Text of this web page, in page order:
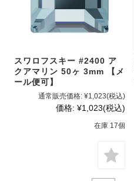
スワロフスキー #2400 ア
クアマリン 50ヶ 3mm 【メ
ール便可】
通常販売価格: ¥1,023(税込)
価格: ¥1,023(税込)
在庫 17個